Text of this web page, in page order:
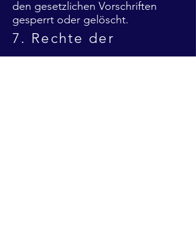
den gesetzlichen Vorschriften
gesperrt oder gelöscht.
7. Rechte der